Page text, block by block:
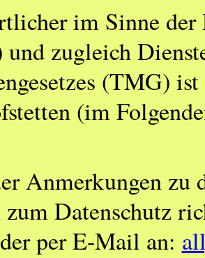
im Sinne der
zugleich
(TMG)
(im
Anmerkungen zu
Datenschutz
per E-Mail an: